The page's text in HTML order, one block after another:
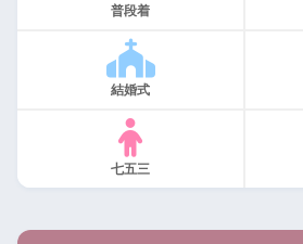
普段着
結婚式
七五三